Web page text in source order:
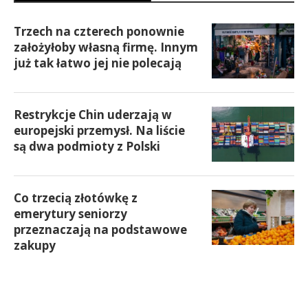
Trzech na czterech ponownie
założyłoby własną firmę. Innym
już tak łatwo jej nie polecają
Restrykcje Chin uderzają w
europejski przemysł. Na liście
są dwa podmioty z Polski
Co trzecią złotówkę z
emerytury seniorzy
przeznaczają na podstawowe
zakupy